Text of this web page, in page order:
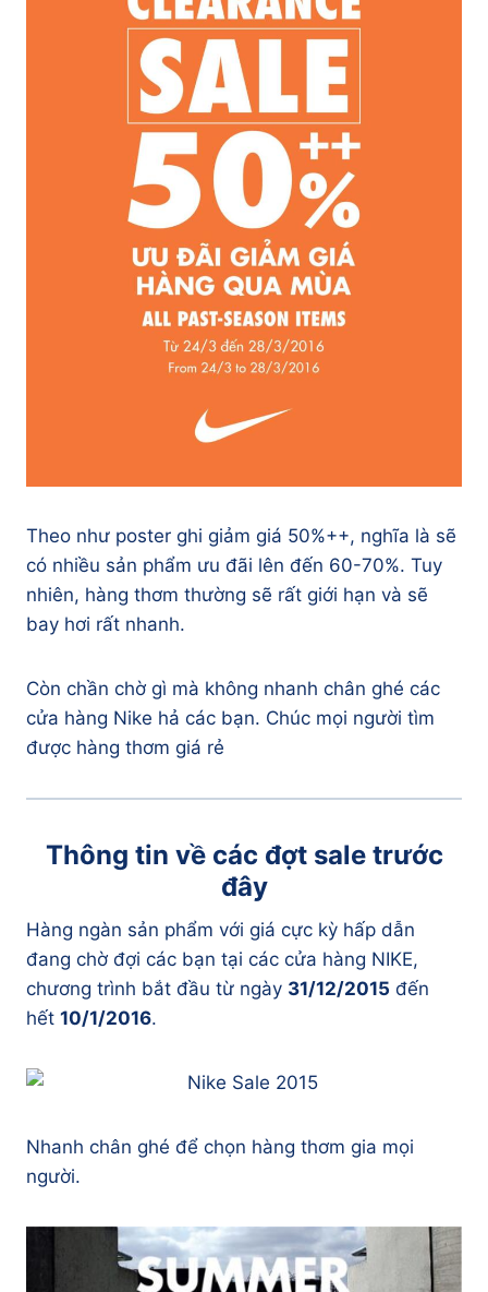
Theo như poster ghi giảm giá 50%++, nghĩa là sẽ
có nhiều sản phẩm ưu đãi lên đến 60-70%. Tuy
nhiên, hàng thơm thường sẽ rất giới hạn và sẽ
bay hơi rất nhanh.
Còn chần chờ gì mà không nhanh chân ghé các
cửa hàng Nike hả các bạn. Chúc mọi người tìm
được hàng thơm giá rẻ
Thông tin về các đợt sale trước
đây
Hàng ngàn sản phẩm với giá cực kỳ hấp dẫn
đang chờ đợi các bạn tại các cửa hàng NIKE,
chương trình bắt đầu từ ngày 31/12/2015 đến
hết 10/1/2016.
Nhanh chân ghé để chọn hàng thơm gia mọi
người.